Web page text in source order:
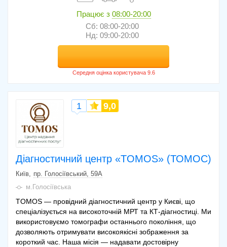
Працює з 08:00-20:00
Сб: 08:00-20:00
Нд: 09:00-20:00
Діагностичний центр «TOMOS» (ТОМОС)
1 9,0
Київ
пр. Голосіївський, 59А
м.Голосіївська
TOMOS — провідний діагностичний центр у Києві, що
спеціалізується на високоточній МРТ та КТ-діагностиці. Ми
використовуємо томографи останнього покоління, що
дозволяють отримувати високоякісні зображення за
короткий час. Наша місія — надавати достовірну